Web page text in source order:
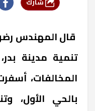
قال المهندس
تنمية مدينة
بالحي الأول،